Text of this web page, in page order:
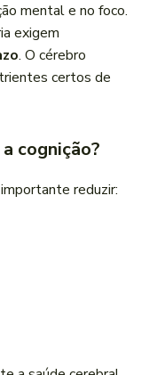
mental e no foco.
exigem
. O cérebro
certos de
cognição?
reduzir: